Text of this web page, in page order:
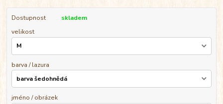
Dostupnost
skladem
velikost
barva / lazura
jméno / obrázek